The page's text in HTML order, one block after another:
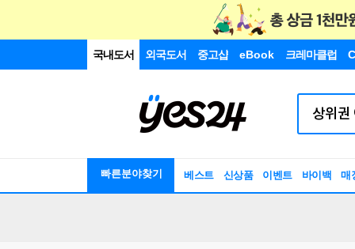
국내도서 외국도서 중고샵 eBook 크레마클럽
빠른분야찾기 베스트 신상품 이벤트 바이백 매